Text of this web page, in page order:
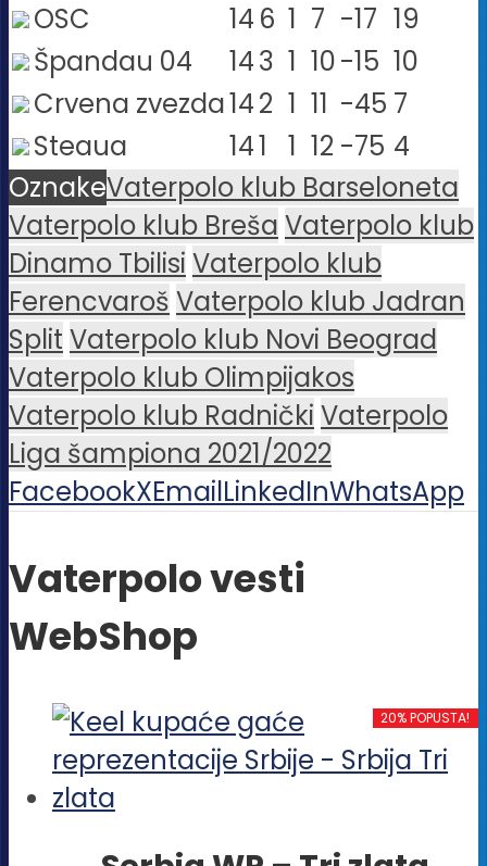
OSC
14 6 1 7 -17 19
Špandau 04
143 1 10-15 10
Crvena zvezda142 1 11 -45 7
Steaua
141 1 12 -75 4
OznakeVaterpolo klub Barseloneta
Vaterpolo klub Breša Vaterpolo klub
Dinamo Tbilisi Vaterpolo klub
Ferencvaroš Vaterpolo klub Jadran
Split Vaterpolo klub Novi Beograd
Vaterpolo klub Olimpijakos
Vaterpolo klub Radnički Vaterpolo
Liga šampiona 2021/2022
FacebookXEmailLinkedInWhatsApp
Vaterpolo vesti
WebShop
20% POPUSTA!